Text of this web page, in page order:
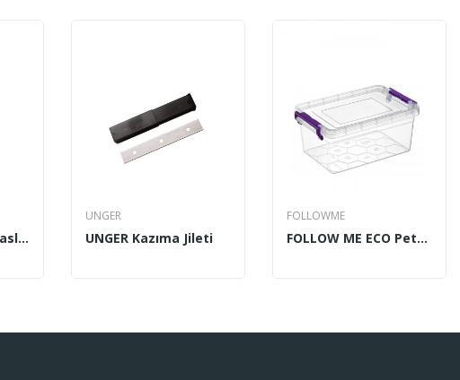
KARPLAST Krom Paslanmaz Çöp Kovası 5 Lt
UNGER
UNGER Kazıma Jileti
FOLLOWME
FOLLOW ME ECO Petek Saklama Kabı 14 Lt